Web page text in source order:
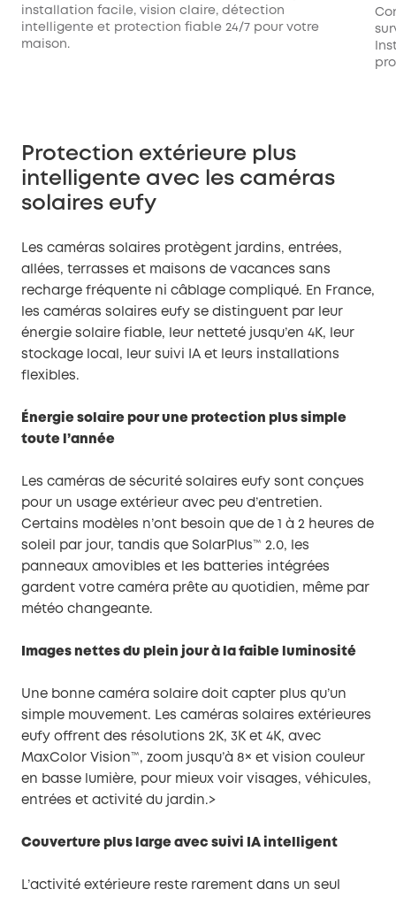
installation facile, vision claire, détection
intelligente et protection fiable 24/7 pour votre
maison.
Protection extérieure plus
intelligente avec les caméras
solaires eufy
Les caméras solaires protègent jardins, entrées,
allées, terrasses et maisons de vacances sans
recharge fréquente ni câblage compliqué. En France,
les caméras solaires eufy se distinguent par leur
énergie solaire fiable, leur netteté jusqu’en 4K, leur
stockage local, leur suivi IA et leurs installations
flexibles.
Énergie solaire pour une protection plus simple
toute l’année
Les caméras de sécurité solaires eufy sont conçues
pour un usage extérieur avec peu d’entretien.
Certains modèles n’ont besoin que de 1 à 2 heures de
soleil par jour, tandis que SolarPlus™ 2.0, les
panneaux amovibles et les batteries intégrées
gardent votre caméra prête au quotidien, même par
météo changeante.
Images nettes du plein jour à la faible luminosité
Une bonne caméra solaire doit capter plus qu’un
simple mouvement. Les caméras solaires extérieures
eufy offrent des résolutions 2K, 3K et 4K, avec
MaxColor Vision™, zoom jusqu’à 8× et vision couleur
en basse lumière, pour mieux voir visages, véhicules,
entrées et activité du jardin.>
Couverture plus large avec suivi IA intelligent
L’activité extérieure reste rarement dans un seul